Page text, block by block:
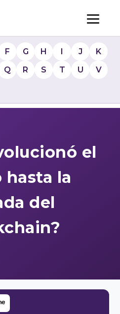
F G H I J
K
Q R S T U
V
el
la
del